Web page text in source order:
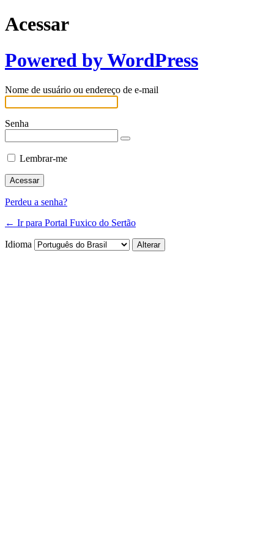
Acessar
Powered by WordPress
Nome de usuário ou endereço de e-mail
Senha
Lembrar-me
Perdeu a senha?
← Ir para Portal Fuxico do Sertão
Idioma